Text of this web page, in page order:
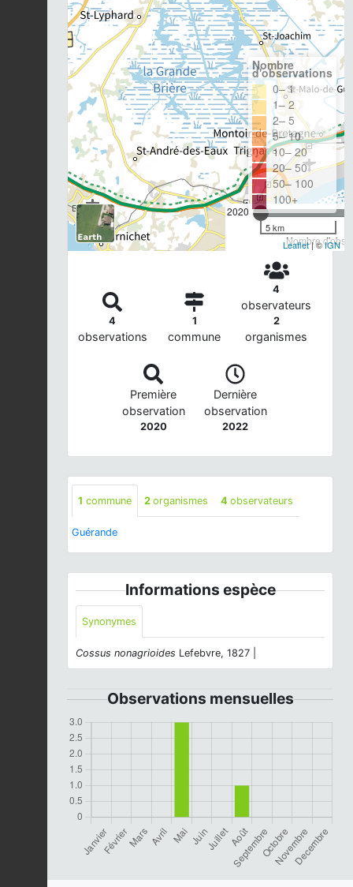
2020
Nombre
Nombre
d'observations
0– 1
1– 2
2– 5
5– 10
10– 20
20– 50
50– 100
100+
5 km
Leaflet| ©IGN
4
observations
1
commune
4
observateurs
2
organismes
Première
observation
2020
Dernière
observation
2022
1 commune 2 organismes 4 observateurs
Guérande
Informations espèce
Synonymes
Cossus nonagrioides Lefebvre, 1827 |
Observations mensuelles